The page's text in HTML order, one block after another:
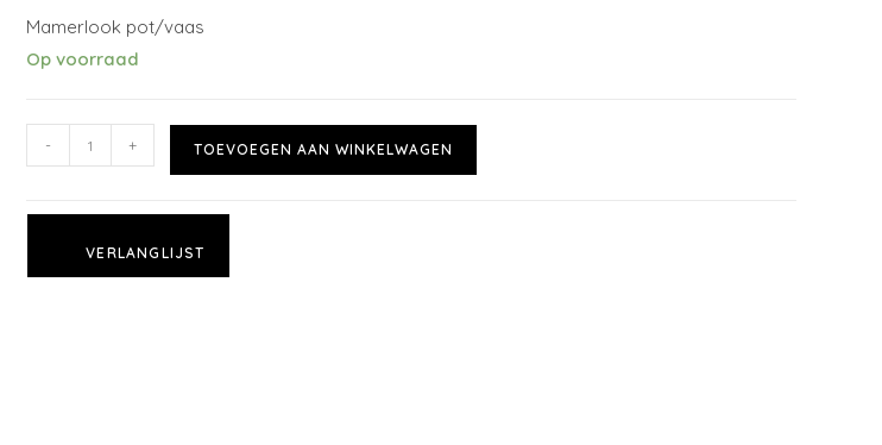
Mamerlook pot/vaas
Op voorraad
- + TOEVOEGEN AAN WINKELWAGEN
VERLANGLIJST